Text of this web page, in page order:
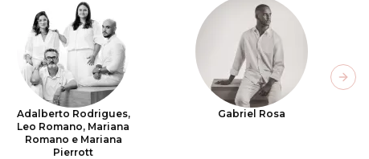
Adalberto Rodrigues,
Leo Romano, Mariana
Romano e Mariana
Pierrott
Gabriel Rosa